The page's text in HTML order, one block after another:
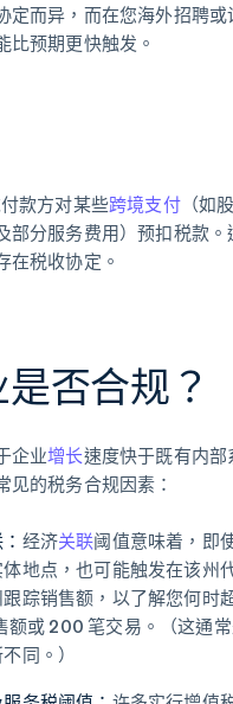
定而异，而在您海外招聘或
比预期更快触发。
款方对某些跨境支付（如
部分服务费用）预扣税款。
在税收协定。
否合规？
企业增长速度快于既有内部
见的税务合规因素：
经济关联阈值意味着，即
地点，也可能触发在该州
踪销售额，以了解您何时
额或 200 笔交易。（这通常
同。）